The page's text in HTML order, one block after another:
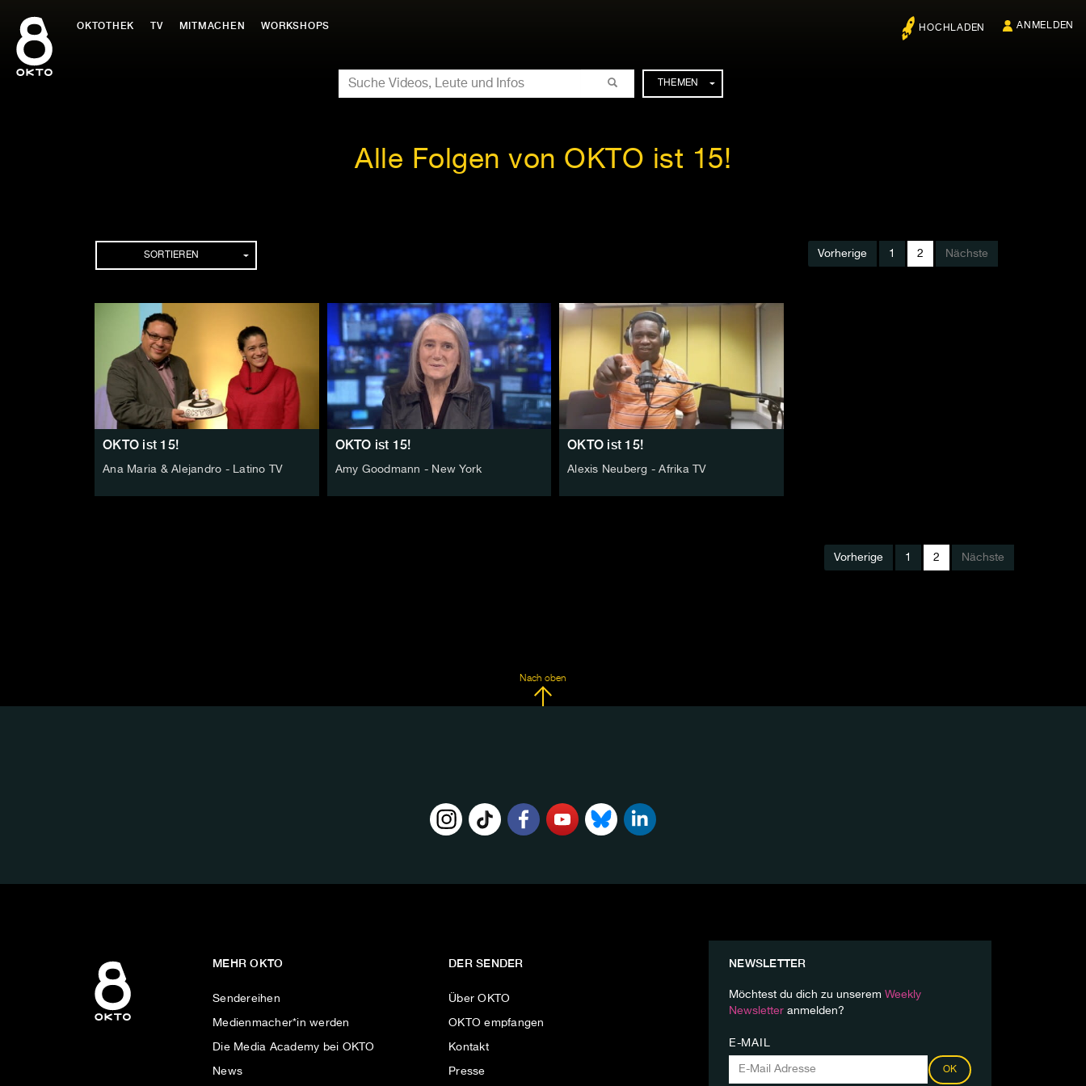
Inhalt
springen
OKTOTHEK TV MITMACHEN WORKSHOPS HOCHLADEN ANMELDEN
SUCHE
THEMEN
Alle Folgen von OKTO ist 15!
Folgen
SORTIEREN Vorherige 1 2 Nächste
OKTO ist 15!
Ana Maria & Alejandro - Latino TV
OKTO ist 15!
Amy Goodmann - New York
OKTO ist 15!
Alexis Neuberg - Afrika TV
Vorherige 1 2 Nächste
Nach oben
MEHR OKTO
Sendereihen
Medienmacher*in werden
Die Media Academy bei OKTO
News
DER SENDER
Über OKTO
OKTO empfangen
Kontakt
Presse
NEWSLETTER
Möchtest du dich zu unserem Weekly
Newsletter anmelden?
E-MAIL
OK